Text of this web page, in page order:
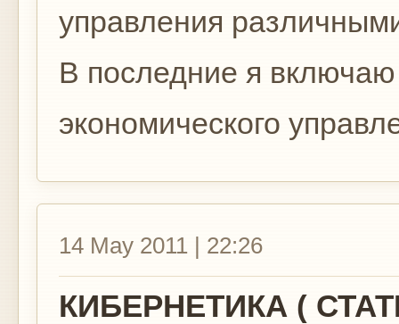
управления
В по­следние я
экономического
14 May 2011 | 22:26
КИБЕРНЕТИКА (